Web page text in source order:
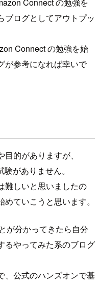
ブログとしてアウトプッ
Connect の勉強を始
が参考になれば幸いで
的がありますが、
がありません。
難しいと思いましたの
ていこうと思います。
が分かってきたら自分
るやってみた系のブログ
、公式のハンズオンで基